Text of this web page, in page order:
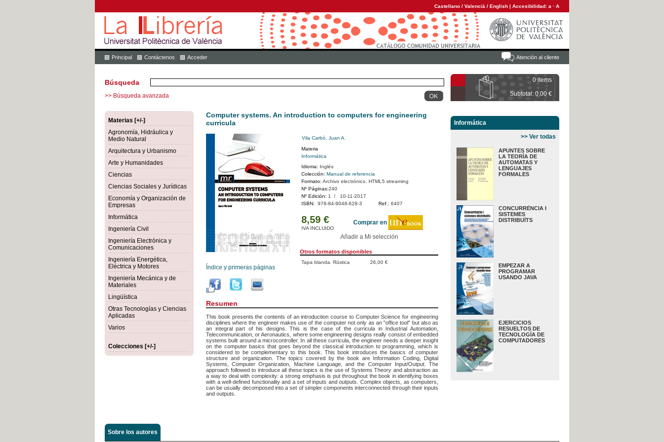
Castellano / Valencià / English | Accesibilidad: a · A
Atención al cliente
Principal Contáctenos Acceder
0 items
Subtotal: 0,00 €
Búsqueda
>> Búsqueda avanzada
Materias [+/-]
Agronomía, Hidráulica y
Medio Natural
Arquitectura y Urbanismo
Arte y Humanidades
Ciencias
Ciencias Sociales y Jurídicas
Economía y Organización de
Empresas
Informática
Ingeniería Civil
Ingeniería Electrónica y
Comunicaciones
Ingeniería Energética,
Eléctrica y Motores
Ingeniería Mecánica y de
Materiales
Lingüística
Otras Tecnologías y Ciencias
Aplicadas
Varios
Colecciones [+/-]
Informática
>> Ver todas
APUNTES SOBRE
LA TEORÍA DE
AUTOMATAS Y
LENGUAJES
FORMALES
CONCURRÈNCIA I
SISTEMES
DISTRIBUÏTS
EMPEZAR A
PROGRAMAR
USANDO JAVA
EJERCICIOS
RESUELTOS DE
TECNOLOGÍA DE
COMPUTADORES
Computer systems. An introduction to computers for engineering
curricula
Índice y primeras páginas
Vila Carbó, Juan A.
Materia
Informática
Idioma: Inglés
Colección: Manual de referencia
Formato: Archivo electrónico. HTML5 streaming
Nº Páginas:240
Nº Edición: 1 / 10-11-2017
ISBN:
978-84-9048-628-3 Ref.: 6407
8,59 €
IVA INCLUIDO
Comprar en
Añadir a Mi selección
Otros formatos disponibles
Tapa blanda. Rústica 26,00 €
Resumen
This book presents the contents of an introduction course to Computer Science for engineering
disciplines where the engineer makes use of the computer not only as an "office tool" but also as
an integral part of his designs. This is the case of the curricula in Industrial Automation,
Telecommunication, or Aeronautics, where some engineering designs really consist of embedded
systems built around a microcontroller. In all these curricula, the engineer needs a deeper insight
on the computer basics that goes beyond the classical introduction to programming, which is
considered to be complementary to this book. This book introduces the basics of computer
structure and organization. The topics covered by the book are Information Coding, Digital
Systems, Computer Organization, Machine Language, and the Computer Input/Output. The
approach followed to introduce all these topics is the use of Systems Theory and abstraction as
a way to deal with complexity: a strong emphasis is put throughout the book in identifying boxes
with a well-defined functionality and a set of inputs and outputs. Complex objects, as computers,
can be usually decomposed into a set of simpler components interconnected through their inputs
and outputs.
Sobre los autores